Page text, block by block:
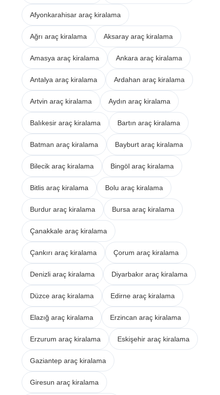
Afyonkarahisar araç kiralama
Ağrı araç kiralama Aksaray araç kiralama
Amasya araç kiralama Ankara araç kiralama
Antalya araç kiralama Ardahan araç kiralama
Artvin araç kiralama Aydın araç kiralama
Balıkesir araç kiralama Bartın araç kiralama
Batman araç kiralama Bayburt araç kiralama
Bilecik araç kiralama Bingöl araç kiralama
Bitlis araç kiralama Bolu araç kiralama
Burdur araç kiralama Bursa araç kiralama
Çanakkale araç kiralama
Çankırı araç kiralama Çorum araç kiralama
Denizli araç kiralama Diyarbakır araç kiralama
Düzce araç kiralama Edirne araç kiralama
Elazığ araç kiralama Erzincan araç kiralama
Erzurum araç kiralama Eskişehir araç kiralama
Gaziantep araç kiralama
Giresun araç kiralama